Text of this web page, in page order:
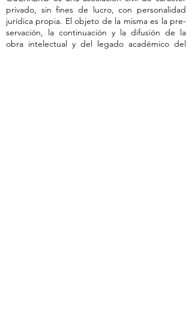
privado, sin fines de lucro, con personalidad
jurídica propia. El objeto de la misma es la pre­
servación, la continuación y la difusión de la
obra intelectual y del legado académico del